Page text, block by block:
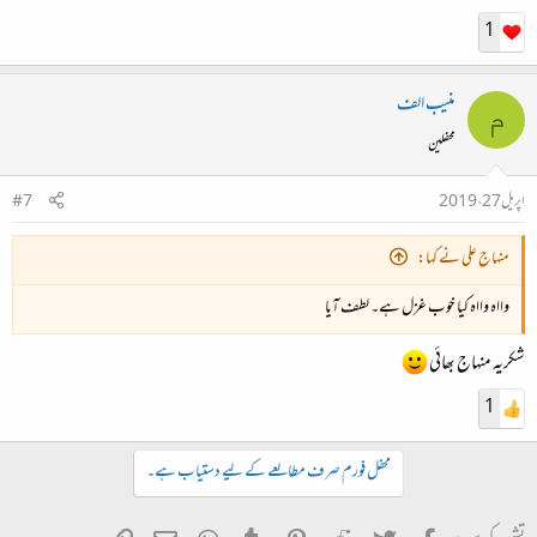
1
م منیب الف
محفلین
اپریل 27، 2019
#7
منہاج علی نے کہا:
وااہ وااہ کیا خوب غزل ہے۔ لطف آیا
شکریہ منہاج بھائی
1
محفل فورم صرف مطالعے کے لیے دستیاب ہے۔